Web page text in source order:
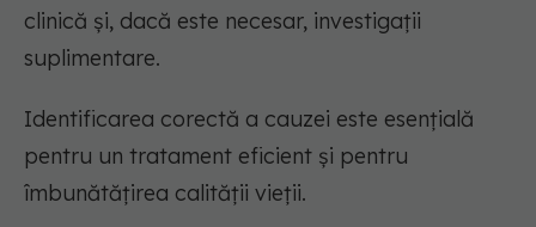
clinică și, dacă este necesar, investigații
suplimentare.
Identificarea corectă a cauzei este esențială
pentru un tratament eficient și pentru
îmbunătățirea calității vieții.